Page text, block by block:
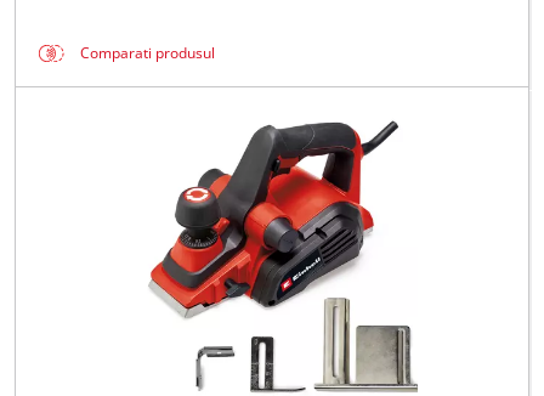
Comparati produsul